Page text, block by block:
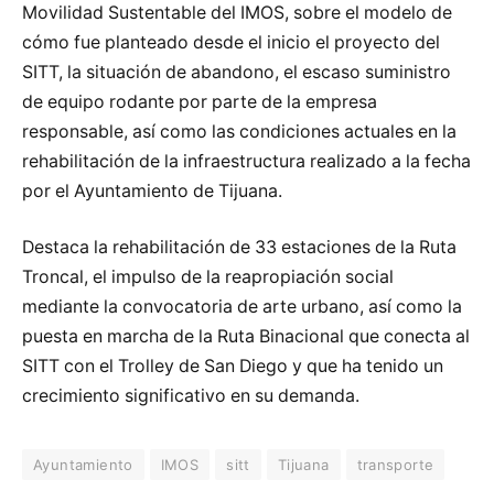
Movilidad Sustentable del IMOS, sobre el modelo de
cómo fue planteado desde el inicio el proyecto del
SITT, la situación de abandono, el escaso suministro
de equipo rodante por parte de la empresa
responsable, así como las condiciones actuales en la
rehabilitación de la infraestructura realizado a la fecha
por el Ayuntamiento de Tijuana.
Destaca la rehabilitación de 33 estaciones de la Ruta
Troncal, el impulso de la reapropiación social
mediante la convocatoria de arte urbano, así como la
puesta en marcha de la Ruta Binacional que conecta al
SITT con el Trolley de San Diego y que ha tenido un
crecimiento significativo en su demanda.
Ayuntamiento IMOS sitt Tijuana transporte